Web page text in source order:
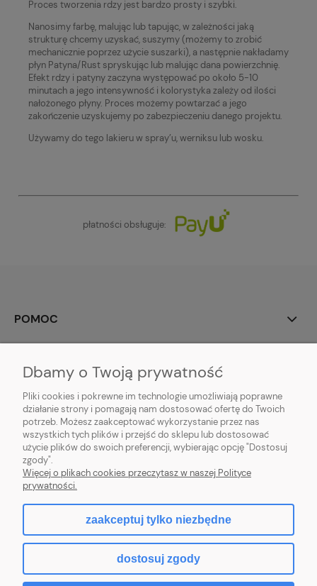
Proces tworzenia rdzy jest bardzo prosty i szybki.
Nanosimy farbę, malując lub tapując, w zależności jaką
strukturę chcemy uzyskać, suszymy (możemy to zrobić
mechanicznie poprzez użycie suszarki), a następnie nakładamy
płyn Patyna/Rust spryskując lub malując dana powierzchnię.
Efekt rdzy i patyny zaczyna występować po około 5-10
minutach a jego intensywność i kolorystyka zależy od ilości
nałożonego płyny. Proces możemy powtarzać a jego
zakończenie uzyskujemy po zabezpieczeniu danego projektu.
Używamy do tego lakieru w spray’u, werniksu lub wosku.
płatności obsługuje:
POMOC
PŁATNOŚCI I DOSTAWA
INFORMACJE
O NAS
Sklep internetowy Shoper.pl
Dbamy o Twoją prywatność
Pliki cookies i pokrewne im technologie umożliwiają poprawne
działanie strony i pomagają nam dostosować ofertę do Twoich
potrzeb. Możesz zaakceptować wykorzystanie przez nas
wszystkich tych plików i przejść do sklepu lub dostosować
użycie plików do swoich preferencji, wybierając opcję "Dostosuj
zgody".
Więcej o plikach cookies przeczytasz w naszej Polityce
prywatności.
zaakceptuj tylko niezbędne
dostosuj zgody